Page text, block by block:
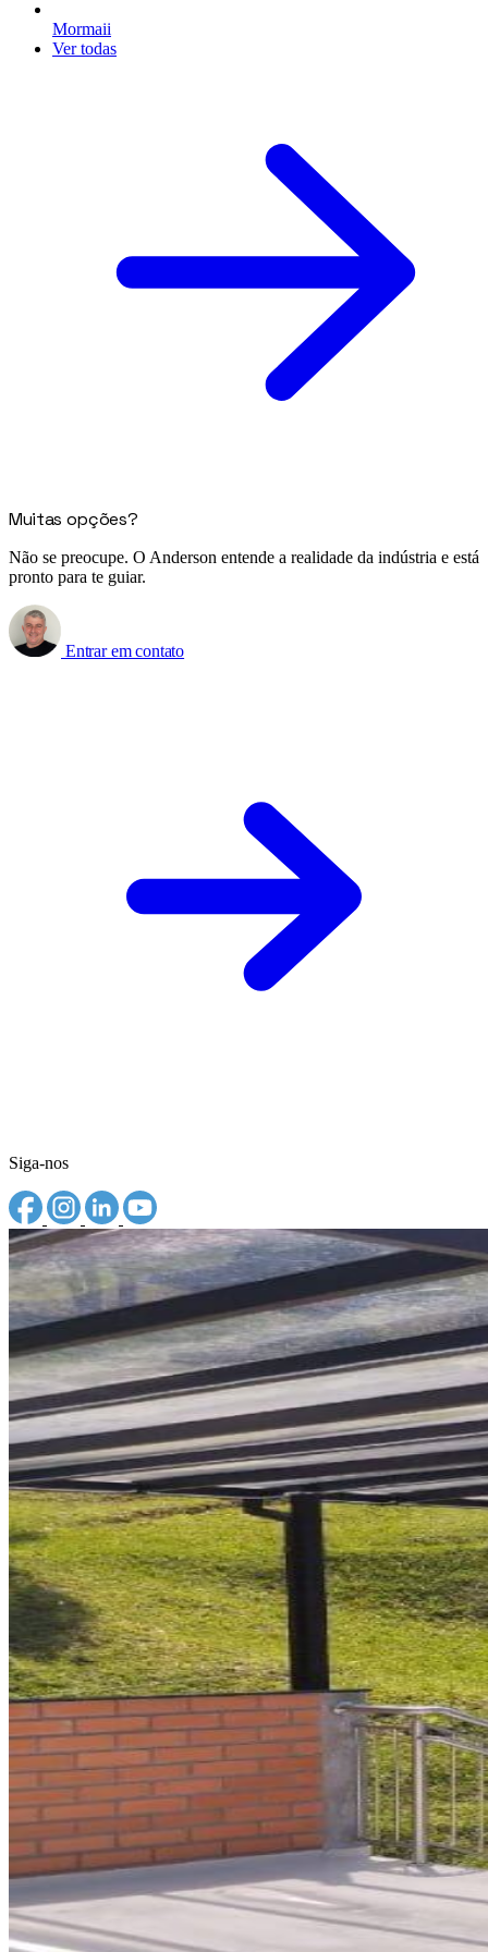
Mormaii
Ver todas
Muitas opções?
Não se preocupe. O Anderson entende a realidade da indústria e está
pronto para te guiar.
Entrar em contato
Siga-nos